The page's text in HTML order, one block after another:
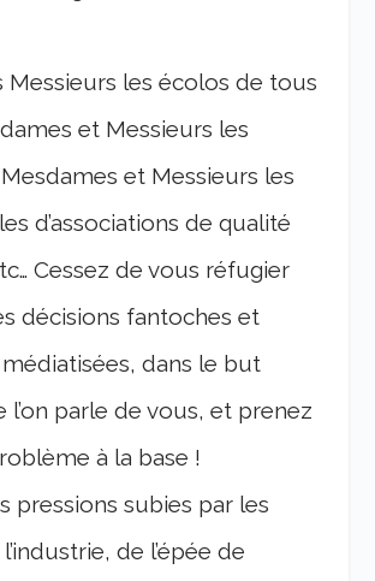
Messieurs les écolos de tous
et Messieurs les
et Messieurs les
d’associations de qualité
Cessez de vous réfugier
décisions fantoches et
dans le but
l’on parle de vous, et prenez
à la base !
pressions subies par les
de l’épée de